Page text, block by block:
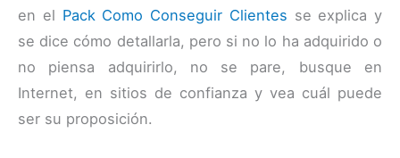
en el Pack Como Conseguir Clientes se explica y
se dice cómo detallarla, pero si no lo ha adquirido o
no piensa adquirirlo, no se pare, busque en
Internet, en sitios de confianza y vea cuál puede
ser su proposición.